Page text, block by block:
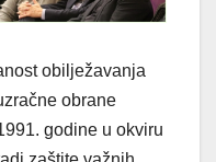
obilježavanja
obrane
godine u okviru